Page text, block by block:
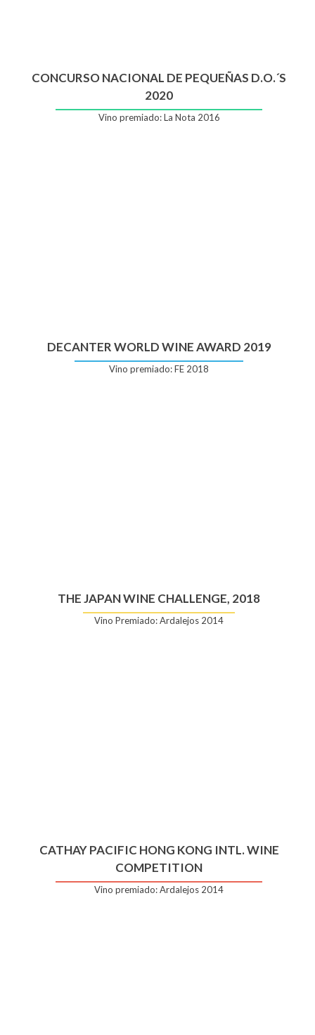
CONCURSO NACIONAL DE PEQUEÑAS D.O.´S
2020
Vino premiado: La Nota 2016
DECANTER WORLD WINE AWARD 2019
Vino premiado: FE 2018
THE JAPAN WINE CHALLENGE, 2018
Vino Premiado: Ardalejos 2014
CATHAY PACIFIC HONG KONG INTL. WINE
COMPETITION
Vino premiado: Ardalejos 2014